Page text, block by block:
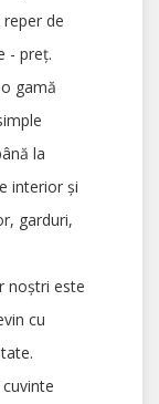
de
- preț.
gamă
la
interior și
garduri,
noștri este
cu